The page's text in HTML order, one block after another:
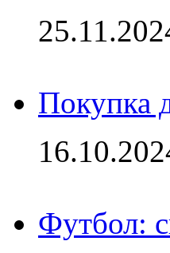
Покупка
Футбол: